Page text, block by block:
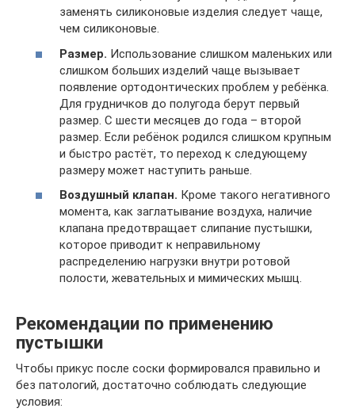
заменять силиконовые изделия следует чаще,
чем силиконовые.
Размер. Использование слишком маленьких или
слишком больших изделий чаще вызывает
появление ортодонтических проблем у ребёнка.
Для грудничков до полугода берут первый
размер. С шести месяцев до года – второй
размер. Если ребёнок родился слишком крупным
и быстро растёт, то переход к следующему
размеру может наступить раньше.
Воздушный клапан. Кроме такого негативного
момента, как заглатывание воздуха, наличие
клапана предотвращает слипание пустышки,
которое приводит к неправильному
распределению нагрузки внутри ротовой
полости, жевательных и мимических мышц.
Рекомендации по применению
пустышки
Чтобы прикус после соски формировался правильно и
без патологий, достаточно соблюдать следующие
условия: